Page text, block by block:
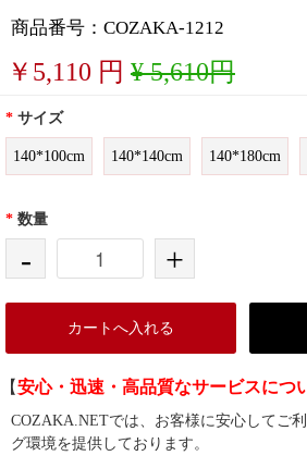
商品番号：COZAKA-1212
￥ 5,110 円 ¥ 5,610円
* サイズ
140*100cm 140*140cm 140*180cm
* 数量
- +
カートへ入れる
【安心・迅速・高品質なサービスにつ
COZAKA.NETでは、お客様に安心してご
グ環境を提供しております。